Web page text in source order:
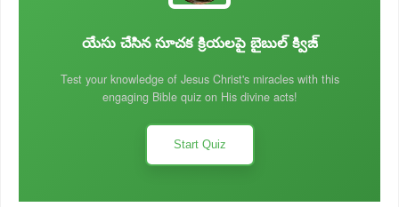
యేసు చేసిన సూచక క్రియలపై బైబుల్ క్విజ్
Test your knowledge of Jesus Christ's miracles with this
engaging Bible quiz on His divine acts!
Start Quiz